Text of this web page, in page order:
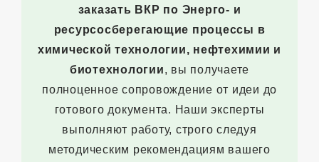
заказать ВКР по Энерго- и
ресурсосберегающие процессы в
химической технологии, нефтехимии и
биотехнологии, вы получаете
полноценное сопровождение от идеи до
готового документа. Наши эксперты
выполняют работу, строго следуя
методическим рекомендациям вашего